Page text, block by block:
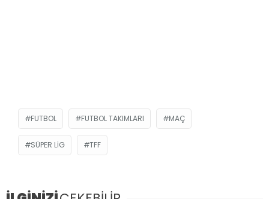
FUTBOL FUTBOL TAKIMLARI MAÇ
SÜPER LIG TFF